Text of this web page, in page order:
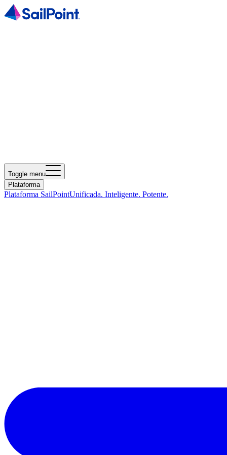
Toggle menu
Plataforma
Plataforma SailPointUnificada. Inteligente. Potente.